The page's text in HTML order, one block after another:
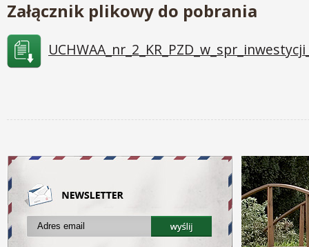
Załącznik plikowy do pobrania